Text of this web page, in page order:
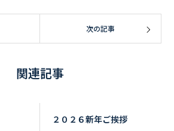
次の記事
関連記事
２０２６新年ご挨拶